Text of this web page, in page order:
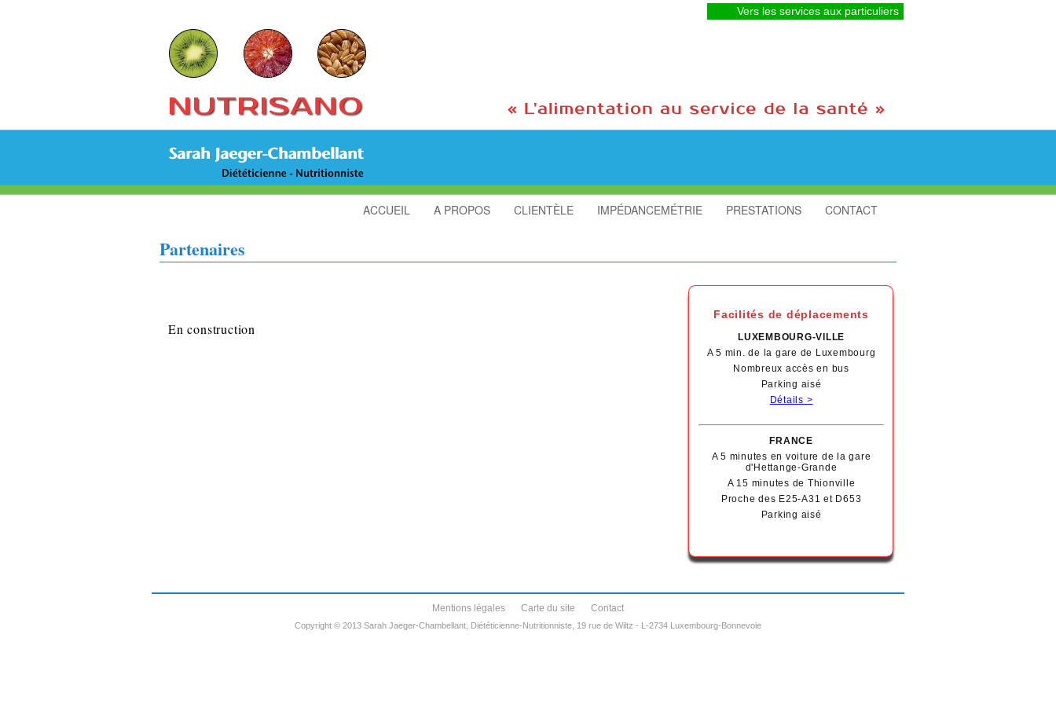
Vers les services aux particuliers
ACCUEIL A PROPOS CLIENTÈLE IMPÉDANCEMÉTRIE PRESTATIONS CONTACT
Partenaires
En construction
Facilités de déplacements
LUXEMBOURG-VILLE
A 5 min. de la gare de Luxembourg
Nombreux accès en bus
Parking aisé
Détails >
FRANCE
A 5 minutes en voiture de la gare
d'Hettange-Grande
A 15 minutes de Thionville
Proche des E25-A31 et D653
Parking aisé
Mentions légales Carte du site Contact
Copyright © 2013 Sarah Jaeger-Chambellant, Diététicienne-Nutritionniste, 19 rue de Wiltz - L-2734 Luxembourg-Bonnevoie